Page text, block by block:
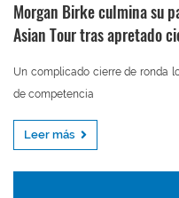
Morgan Birke culmina su
Asian Tour tras apretado
Un complicado cierre de ronda
de competencia
Leer más